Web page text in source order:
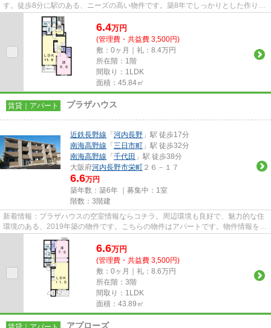
す。徒歩8分に駅のある、ニーズの高い物件です。築8年でしっかりとした作りが
特徴の物件です。スタッフ一...
6.4万円
(管理費・共益費 3,500円)
敷：0ヶ月｜礼：8.4万円
所在階：1階
間取り：1LDK
面積：45.84㎡
賃貸｜アパート プラザハウス
近鉄長野線 「 河内長野 」駅 徒歩17分
南海高野線 「 三日市町 」駅 徒歩32分
南海高野線 「 千代田 」駅 徒歩38分
大阪府河内長野市栄町 ２６－１７
6.6万円
築年数：築6年 ｜募集中： 1室
階数：3階建
新着情報：プラザハウスの空室情報ならコチラ。周辺環境も良好で、魅力的な住
環境のある、2019年築の物件です。こちらの物件はアパートです。物件情報を数
多く取り揃えている当社は、...
6.6万円
(管理費・共益費 3,500円)
敷：0ヶ月｜礼：8.6万円
所在階：3階
間取り：1LDK
面積：43.89㎡
アプローズ